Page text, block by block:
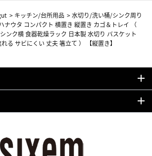
> キッチン/台所用品 >水切り/洗い桶/シンク周り
ナウタ コンパクト 横置き 縦置き カゴ＆トレイ （
ンク横 食器乾燥ラック 日本製 水切り バスケット
る サビにくい 丈夫 箸立て ） 【縦置き】